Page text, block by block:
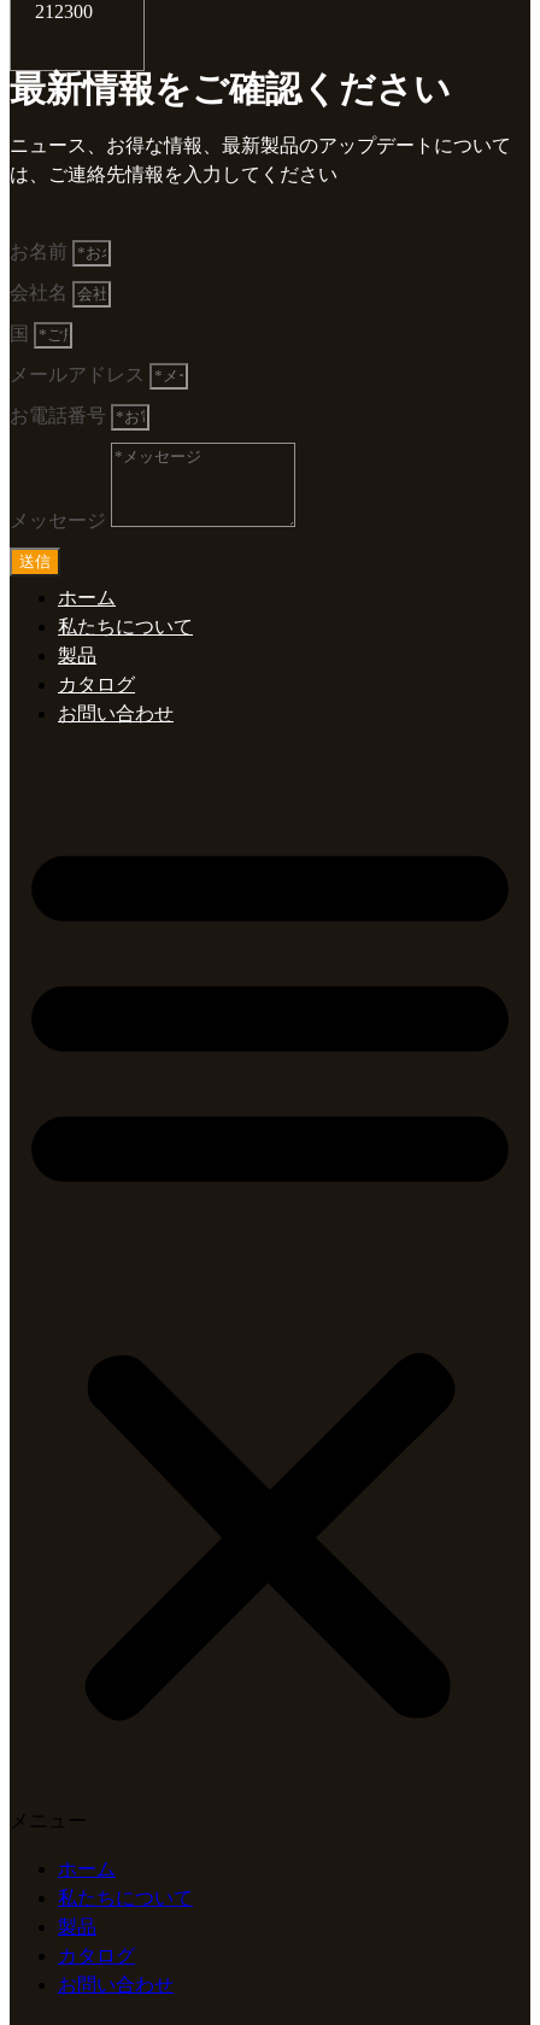
212300
最新情報をご確認ください
ニュース、お得な情報、最新製品のアップデートについて
は、ご連絡先情報を入力してください
お名前
会社名
国
メールアドレス
お電話番号
メッセージ
送信
ホーム
私たちについて
製品
カタログ
お問い合わせ
メニュー
ホーム
私たちについて
製品
カタログ
お問い合わせ